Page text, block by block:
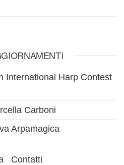
International Harp Contest
Carboni
Arpamagica
Contatti